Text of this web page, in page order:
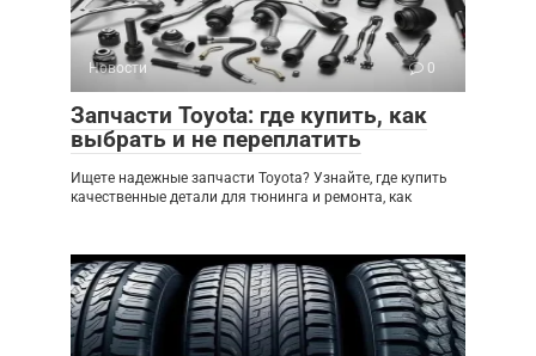
Новости 0
Запчасти Toyota: где купить, как
выбрать и не переплатить
Ищете надежные запчасти Toyota? Узнайте, где купить
качественные детали для тюнинга и ремонта, как